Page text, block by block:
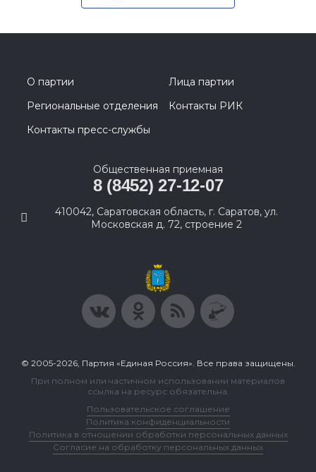
О партии
Лица партии
Региональные отделения
Контакты РИК
Контакты пресс-службы
Общественная приемная
8 (8452) 27-12-07
410042, Саратовская область, г. Саратов, ул.
Московская д. 72, строение 2
© 2005-2026, Партия «Единая Россия». Все права защищены.
При полном или частичном использовании материалов
ссылка на ресурс обязательна.
Пользовательское соглашение
Политика конфиденциальности
Политика в отношении обработки персональных данных
Согласие на обработку персональных данных